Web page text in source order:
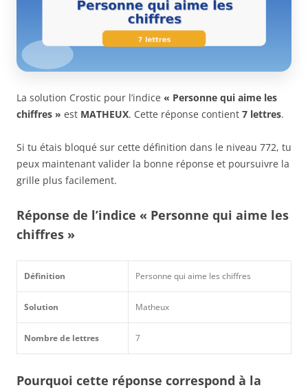
La solution Crostic pour l’indice « Personne qui aime les
chiffres » est MATHEUX. Cette réponse contient 7 lettres.
Si tu étais bloqué sur cette définition dans le niveau 772, tu
peux maintenant valider la bonne réponse et poursuivre la
grille plus facilement.
Réponse de l’indice « Personne qui aime les
chiffres »
Définition Personne qui aime les chiffres
Solution Matheux
Nombre de lettres 7
Pourquoi cette réponse correspond à la